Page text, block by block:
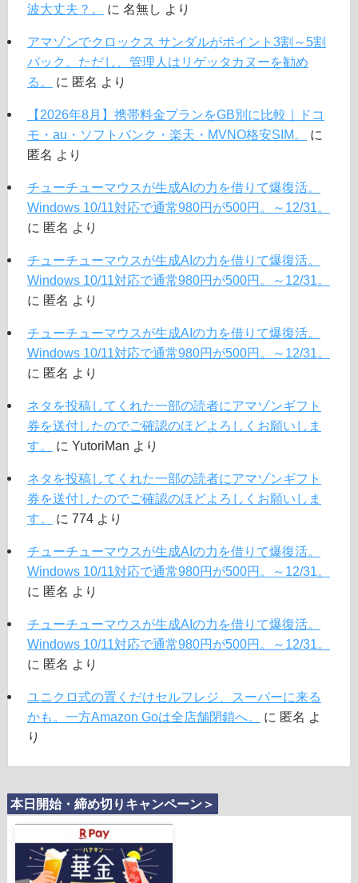
波大丈夫？。
に 名無し より
アマゾンでクロックス サンダルがポイント3割～5割
バック。ただし、管理人はリゲッタカヌーを勧め
る。
に 匿名 より
【2026年8月】携帯料金プランをGB別に比較｜ドコ
モ・au・ソフトバンク・楽天・MVNO格安SIM。
に
匿名 より
チューチューマウスが生成AIの力を借りて爆復活。
Windows 10/11対応で通常980円が500円。～12/31。
に 匿名 より
チューチューマウスが生成AIの力を借りて爆復活。
Windows 10/11対応で通常980円が500円。～12/31。
に 匿名 より
チューチューマウスが生成AIの力を借りて爆復活。
Windows 10/11対応で通常980円が500円。～12/31。
に 匿名 より
ネタを投稿してくれた一部の読者にアマゾンギフト
券を送付したのでご確認のほどよろしくお願いしま
す。
に YutoriMan より
ネタを投稿してくれた一部の読者にアマゾンギフト
券を送付したのでご確認のほどよろしくお願いしま
す。
に 774より
チューチューマウスが生成AIの力を借りて爆復活。
Windows 10/11対応で通常980円が500円。～12/31。
に 匿名 より
チューチューマウスが生成AIの力を借りて爆復活。
Windows 10/11対応で通常980円が500円。～12/31。
に 匿名 より
ユニクロ式の置くだけセルフレジ、スーパーに来る
かも。一方Amazon Goは全店舗閉鎖へ。
に 匿名 よ
り
本日開始・締め切りキャンペーン＞